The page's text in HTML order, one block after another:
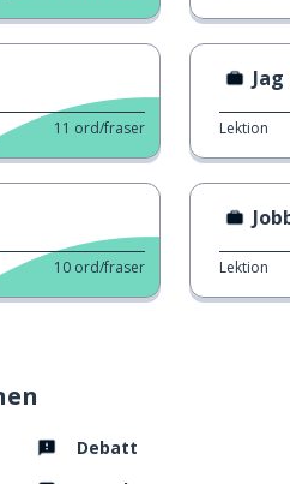
Debatt
11 ord/fraser
10 ord/fraser
Lektion
Lektion